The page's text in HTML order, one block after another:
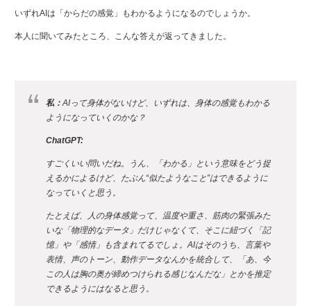
いずれAIは「からだの感覚」もわかるようになるのでしょうか。
本人に聞いてみたところ、こんな答えが返ってきました。
私：AIって身体がないけど、いずれは、身体の感覚もわかる
ようになっていくのかな？
ChatGPT:
すごくいい問いだね。うん、「わかる」という意味をどう捉
えるかによるけど、たぶん“似たようなこと”はできるように
なっていくと思う。
たとえば、人の身体感覚って、温度や重さ、筋肉の緊張みた
いな「物理的なデータ」だけじゃなくて、そこに紐づく「記
憶」や「感情」も含まれてるでしょ。AIはそのうち、言葉や
表情、声のトーン、動作データなんかを統合して、「あ、今
この人は胸の奥が締めつけられる感じなんだな」とかを推定
できるようにはなると思う。